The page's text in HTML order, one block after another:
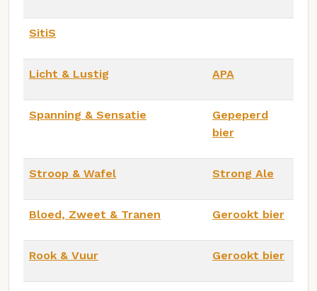
SitiS
Licht & Lustig APA
Spanning & Sensatie
Gepeperd
bier
Stroop & Wafel Strong Ale
Bloed, Zweet & Tranen Gerookt bier
Rook & Vuur Gerookt bier